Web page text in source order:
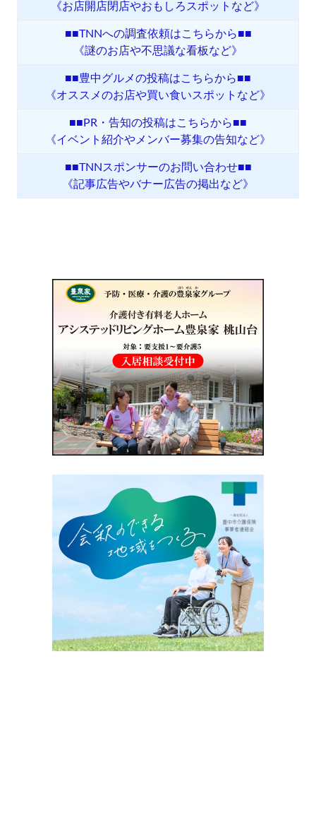
《お店開店閉店やおもしろスポットなど》
■■TNNへの調査依頼はこちらから■■
《謎のお店や不思議な看板など》
■■豊中グルメの投稿はこちらから■■
《オススメのお店や買い食いスポットなど》
■■PR・告知の投稿はこちらから■■
《イベント紹介やメンバー募集の告知など》
■■TNNスポンサーのお問い合わせ■■
《記事広告やバナー広告の掲出など》